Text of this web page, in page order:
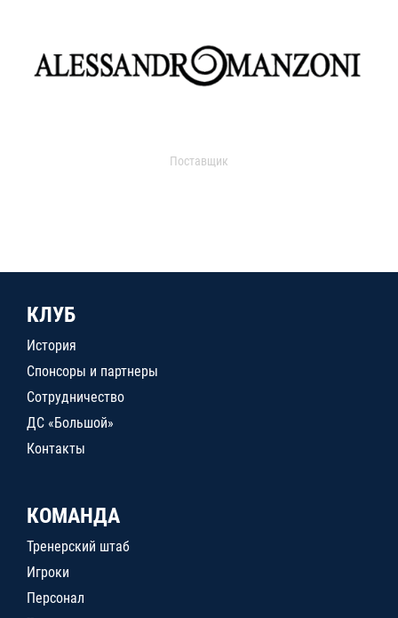
Поставщик
КЛУБ
История
Спонсоры и партнеры
Сотрудничество
ДС «Большой»
Контакты
КОМАНДА
Тренерский штаб
Игроки
Персонал